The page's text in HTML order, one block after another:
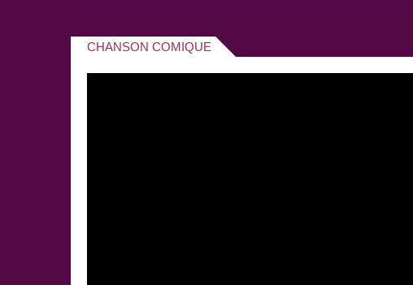
CHANSON COMIQUE